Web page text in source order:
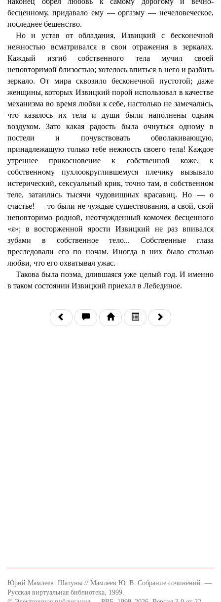
бесценному, придавало ему — оргазму — нечеловеческое,
последнее бешенство.
Но и устав от обладания, Извицкий с бесконечной
нежностью всматривался в свои отражения в зеркалах.
Каждый изгиб собственного тела мучил своей
неповторимой близостью; хотелось впиться в него и разбить
зеркало. От мира сквозило бесконечной пустотой; даже
женщины, которых Извицкий порой использовал в качестве
механизма во время любви к себе, настолько не замечались,
что казалось их тела и души были наполнены одним
воздухом. Зато какая радость была очнуться одному в
постели и почувствовать обволакивающую,
принадлежащую только тебе нежность своего тела! Каждое
утреннее прикосновение к собственной коже, к
собственному пухлоокруглившемуся плечику вызывало
истерический, сексуальный крик, точно там, в собственном
теле, затаились тысячи чудовищных красавиц. Но — о
счастье! — то были не чуждые существования, а свой, свой
неповторимо родной, неотчужденный комочек бесценного
«я»; в восторженной ярости Извицкий не раз впивался
зубами в собственное тело... Собственные глаза
преследовали его по ночам. Иногда в них было столько
любви, что его охватывал ужас.
Такова была поэма, длившаяся уже целый год. И именно
в таком состоянии Извицкий приехал в Лебединое.
Юрий Мамлеев. Шатуны // Мамлеев Ю. В. Собрание сочинений. —
Русская виртуальная библиотека, 1999.